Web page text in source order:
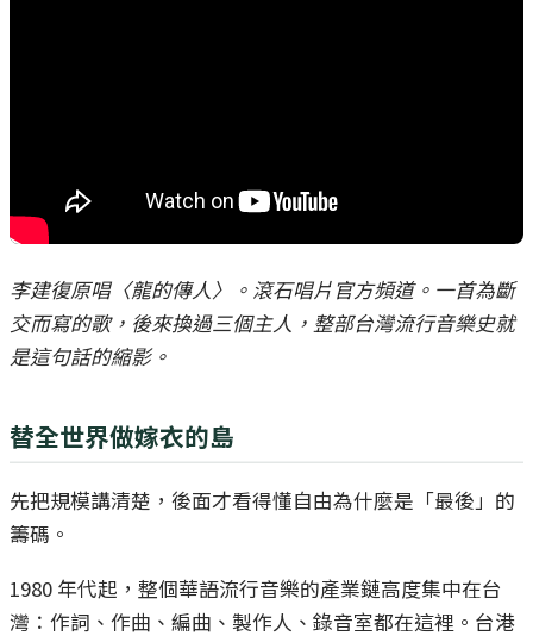
李建復原唱〈龍的傳人〉。滾石唱片官方頻道。一首為斷
交而寫的歌，後來換過三個主人，整部台灣流行音樂史就
是這句話的縮影。
替全世界做嫁衣的島
先把規模講清楚，後面才看得懂自由為什麼是「最後」的
籌碼。
1980 年代起，整個華語流行音樂的產業鏈高度集中在台
灣：作詞、作曲、編曲、製作人、錄音室都在這裡。台港